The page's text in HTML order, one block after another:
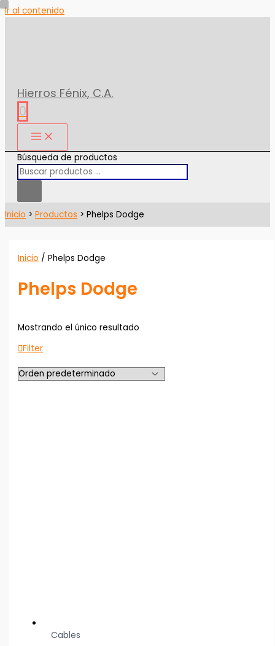
Ir al contenido
Hierros Fénix, C.A.
0
Búsqueda de productos
Inicio Productos Phelps Dodge
Inicio / Phelps Dodge
Phelps Dodge
Mostrando el único resultado
Filter
Cables